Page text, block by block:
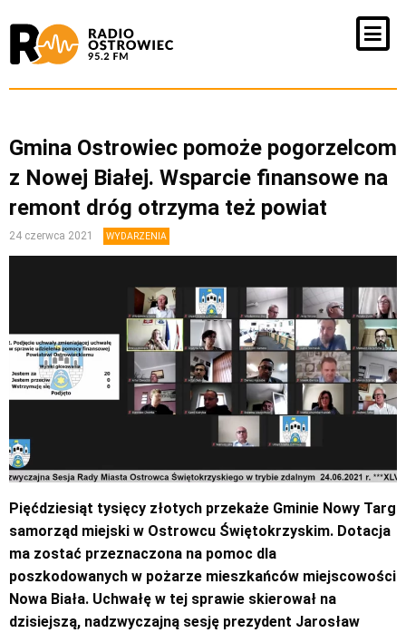
Gmina Ostrowiec pomoże pogorzelcom
z Nowej Białej. Wsparcie finansowe na
remont dróg otrzyma też powiat
24 czerwca 2021 WYDARZENIA
Pięćdziesiąt tysięcy złotych przekaże Gminie Nowy Targ
samorząd miejski w Ostrowcu Świętokrzyskim. Dotacja
ma zostać przeznaczona na pomoc dla
poszkodowanych w pożarze mieszkańców miejscowości
Nowa Biała. Uchwałę w tej sprawie skierował na
dzisiejszą, nadzwyczajną sesję prezydent Jarosław